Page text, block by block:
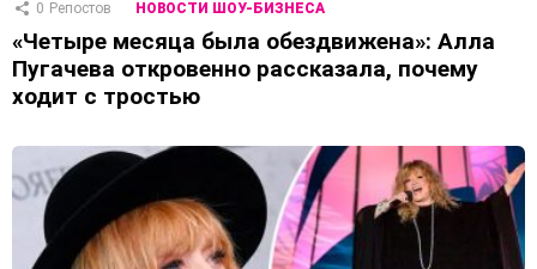
0 Репостов НОВОСТИ ШОУ-БИЗНЕСА
«Четыре месяца была обездвижена»: Алла
Пугачева откровенно рассказала, почему
ходит с тростью